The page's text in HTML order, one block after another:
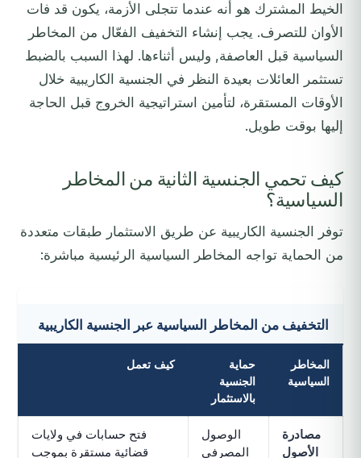
الخيط المشترك هو أنه عندما تتجلى الأزمة، يكون قد فات
الأوان للتصرف. يجب إنشاء التخفيف الفعّال من المخاطر
السياسية قبل العاصفة, وليس أثناءها. لهذا السبب بالضبط
تستثمر العائلات بعيدة النظر في الجنسية الكاريبية خلال
الأوقات المستقرة، لتأمين استراتيجية الخروج قبل الحاجة
إليها بوقت طويل.
كيف تحمي الجنسية الثانية من المخاطر
السياسية؟
توفر الجنسية الكاريبية عن طريق الاستثمار طبقات متعددة
من الحماية تواجه المخاطر السياسية الرئيسية مباشرة:
التخفيف من المخاطر السياسية عبر الجنسية الكاريبية
المخاطر
السياسية
حماية
الجنسية
بالاستثمار
كيف تعمل
مصادرة
الأصول
الوصول
المصرفي
فتح حسابات في ولايات
قضائية مستقرة بموجب